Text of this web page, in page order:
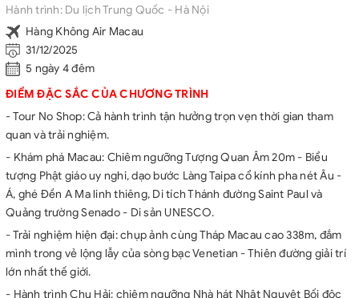
Hành trình:Du lịch Trung Quốc - Hà Nội
Hàng Không Air Macau
31/12/2025
5 ngày 4 đêm
ĐIỂM ĐẶC SẮC CỦA CHƯƠNG TRÌNH
- Tour No Shop: Cả hành trình tận hưởng trọn vẹn thời gian tham
quan và trải nghiệm.
- Khám phá Macau: Chiêm ngưỡng Tượng Quan Âm 20m - Biểu
tượng Phật giáo uy nghi, dạo bước Làng Taipa cổ kính pha nét Âu -
Á, ghé Đền A Ma linh thiêng, Di tích Thánh đường Saint Paul và
Quảng trường Senado - Di sản UNESCO.
- Trải nghiệm hiện đại: chụp ảnh cùng Tháp Macau cao 338m, đắm
mình trong vẻ lộng lẫy của sòng bạc Venetian - Thiên đường giải trí
lớn nhất thế giới.
- Hành trình Chu Hải: chiêm ngưỡng Nhà hát Nhật Nguyệt Bối độc